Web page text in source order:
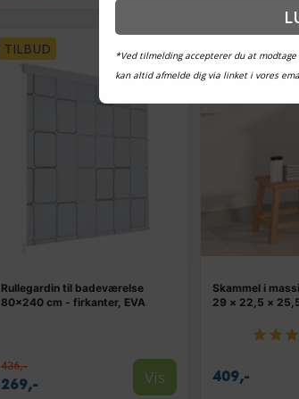
TILBUD
Rullegardin til badeværelse
80×240 cm - firkanter, EVA
436,-
269,- Vis
TILBUD
Skammel i
29 × 22,5 ×
409,-
*Ved tilmelding accepterer du at
kan altid afmelde dig via linket i vores